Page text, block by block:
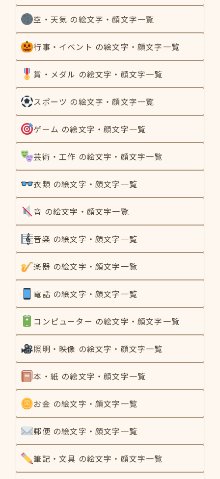
空・天気 の絵文字・顔文字一覧
行事・イベント の絵文字・顔文字一覧
賞・メダル の絵文字・顔文字一覧
スポーツ の絵文字・顔文字一覧
ゲーム の絵文字・顔文字一覧
芸術・工作 の絵文字・顔文字一覧
衣類 の絵文字・顔文字一覧
音 の絵文字・顔文字一覧
音楽 の絵文字・顔文字一覧
楽器 の絵文字・顔文字一覧
電話 の絵文字・顔文字一覧
コンピューター の絵文字・顔文字一覧
照明・映像 の絵文字・顔文字一覧
本・紙 の絵文字・顔文字一覧
お金 の絵文字・顔文字一覧
郵便 の絵文字・顔文字一覧
筆記・文具 の絵文字・顔文字一覧